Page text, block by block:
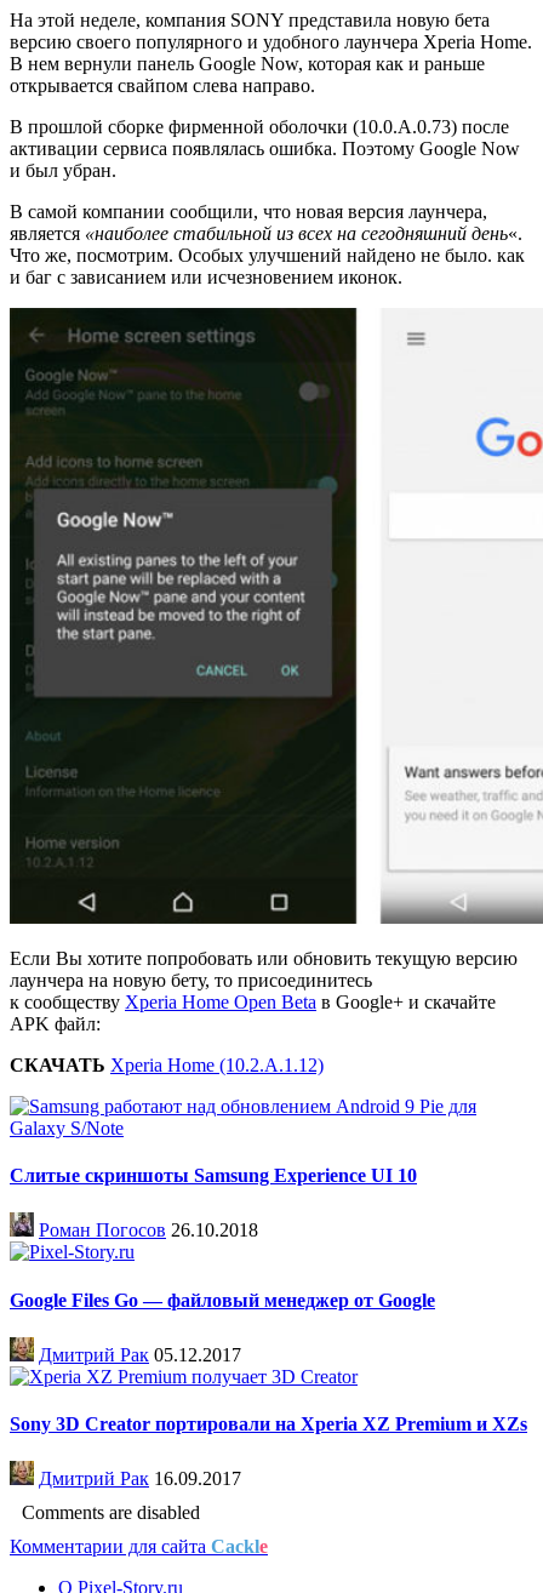
Новая
версия
Xperia
Home
Beta
(10.2.A.1.12)
возвращает
Google
Now
На этой неделе, компания SONY представила новую бета
версию своего популярного и удобного лаунчера Xperia Home.
В нем вернули панель Google Now, которая как и раньше
открывается свайпом слева направо.
В прошлой сборке фирменной оболочки (10.0.A.0.73) после
активации сервиса появлялась ошибка. Поэтому Google Now
и был убран.
В самой компании сообщили, что новая версия лаунчера,
является «наиболее стабильной из всех на сегодняшний день«.
Что же, посмотрим. Особых улучшений найдено не было. как
и баг с зависанием или исчезновением иконок.
Если Вы хотите попробовать или обновить текущую версию
лаунчера на новую бету, то присоединитесь
к сообществу Xperia Home Open Beta в Google+ и скачайте
APK файл:
СКАЧАТЬ Xperia Home (10.2.A.1.12)
Слитые скриншоты Samsung Experience UI 10
Роман Погосов 26.10.2018
Google Files Go — файловый менеджер от Google
Дмитрий Рак 05.12.2017
Sony 3D Creator портировали на Xperia XZ Premium и XZs
Дмитрий Рак 16.09.2017
Comments are disabled
Комментарии для сайта Cackle
О Pixel-Story.ru